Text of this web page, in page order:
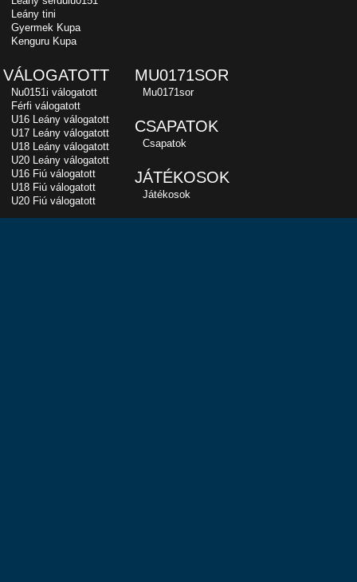
Leány tini
Gyermek Kupa
Kenguru Kupa
VÁLOGATOTT
Nu0151i válogatott
Férfi válogatott
U16 Leány válogatott
U17 Leány válogatott
U18 Leány válogatott
U20 Leány válogatott
U16 Fiú válogatott
U18 Fiú válogatott
U20 Fiú válogatott
MU0171SOR
Mu0171sor
CSAPATOK
Csapatok
JÁTÉKOSOK
Játékosok